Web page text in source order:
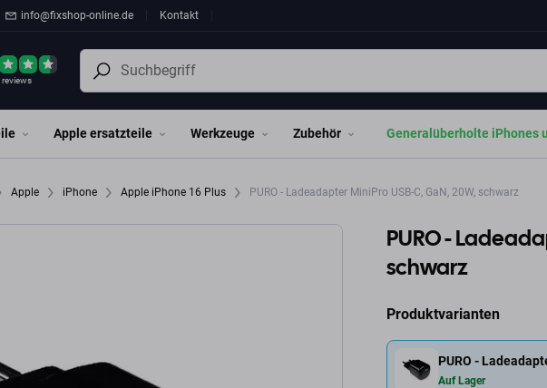
info@fixshop-online.de Kontakt
reviews
Apple ersatzteile Werkzeuge Zubehör Generalüberholte iPhones
Apple iPhone Apple iPhone 16 Plus PURO - Ladeadapter MiniPro USB-C, GaN, 20W, schwarz
PURO -
schwarz
Produktvarianten
PURO -
Auf Lager